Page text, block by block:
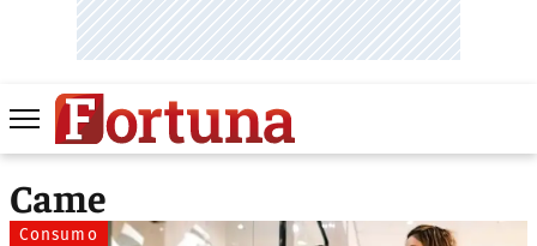
Came
Consumo